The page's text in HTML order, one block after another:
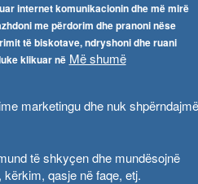
internet komunikacionin dhe më mirë
me përdorim dhe pranoni nëse
të biskotave, ndryshoni dhe ruani
klikuar në Më shumë
marketingu dhe nuk shpërndajmë
të shkyçen dhe mundësojnë
qasje në faqe, etj.